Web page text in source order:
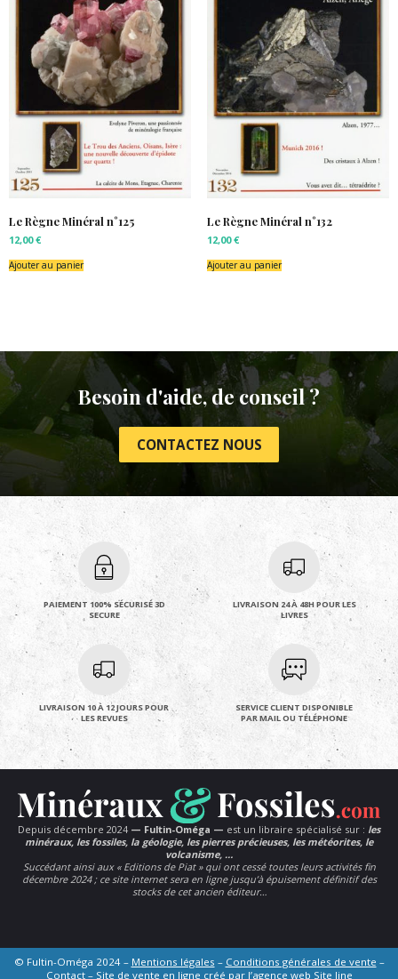
Le Règne Minéral n°125
12,00€
Ajouter au panier
Le Règne Minéral n°132
12,00€
Ajouter au panier
Besoin d'aide, de conseil ?
CONTACTEZ NOUS
PAIEMENT 100% SÉCURISÉ 3D
SECURE
LIVRAISON 24 À 48H POUR LES
LIVRES
LIVRAISON 10 À 12 JOURS POUR
LES REVUES
SERVICE CLIENT DISPONIBLE
PAR MAIL OU TÉLÉPHONE
Depuis décembre 2024 — Fultin-Oméga — est un libraire spécialisé sur : les
minéraux, les fossiles, la géologie, les pierres précieuses, les météorites, le
volcanisme, …
Succédant ainsi aux « Editions de Piat » qui ont cessé toutes leurs activités fin
décembre 2024 ; ce site internet sera en ligne jusqu’à épuisement définitif des
stocks de cet ancien éditeur…
© Fultin-Oméga 2024 – Mentions légales – Conditions générales de vente –
Contact– Site de vente en ligne créé par l’agence web Site line